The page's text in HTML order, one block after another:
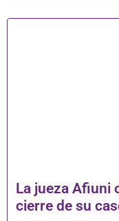
La jueza Afiuni
cierre de su